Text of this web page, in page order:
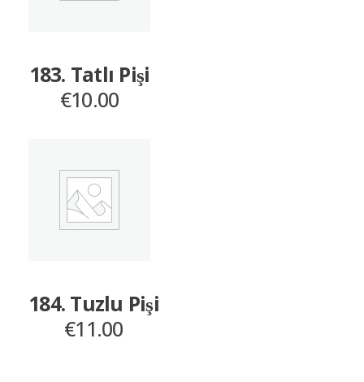
183. Tatlı Pişi
€10.00
184. Tuzlu Pişi
€11.00